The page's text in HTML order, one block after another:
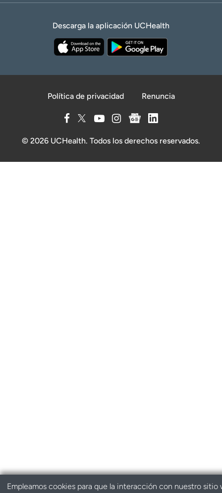
Descarga la aplicación UCHealth
Política de privacidad Renuncia
© 2026 UCHealth. Todos los derechos reservados.
Empleamos cookies para que la interacción con nuestro sitio